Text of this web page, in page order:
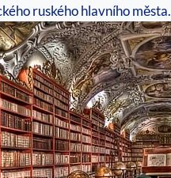
ruského hlavního města.